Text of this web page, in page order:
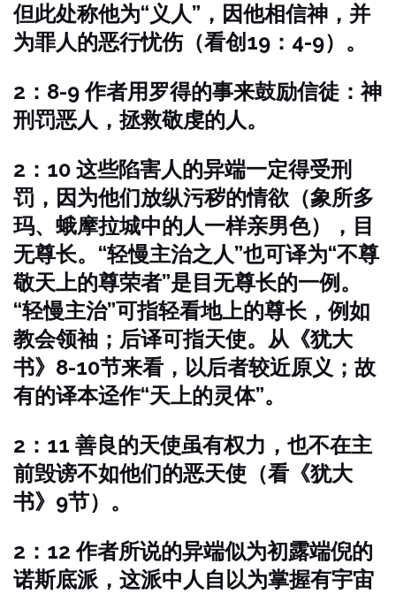
但此处称他为“义人”，因他相信神，并
为罪人的恶行忧伤（看创19：4-9）。
2：8-9 作者用罗得的事来鼓励信徒：神
刑罚恶人，拯救敬虔的人。
2：10 这些陷害人的异端一定得受刑
罚，因为他们放纵污秽的情欲（象所多
玛、蛾摩拉城中的人一样亲男色），目
无尊长。“轻慢主治之人”也可译为“不尊
敬天上的尊荣者”是目无尊长的一例。
“轻慢主治”可指轻看地上的尊长，例如
教会领袖；后译可指天使。从《犹大
书》8-10节来看，以后者较近原义；故
有的译本迳作“天上的灵体”。
2：11 善良的天使虽有权力，也不在主
前毁谤不如他们的恶天使（看《犹大
书》9节）。
2：12 作者所说的异端似为初露端倪的
诺斯底派，这派中人自以为掌握有宇宙